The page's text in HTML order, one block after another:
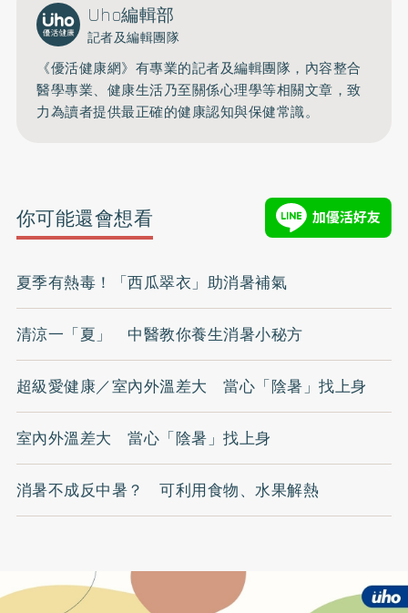
Uho編輯部
記者及編輯團隊
《優活健康網》有專業的記者及編輯團隊，內容整合
醫學專業、健康生活乃至關係心理學等相關文章，致
力為讀者提供最正確的健康認知與保健常識。
你可能還會想看
夏季有熱毒！「西瓜翠衣」助消暑補氣
清涼一「夏」 中醫教你養生消暑小秘方
超級愛健康／室內外溫差大 當心「陰暑」找上身
室內外溫差大 當心「陰暑」找上身
消暑不成反中暑？ 可利用食物、水果解熱